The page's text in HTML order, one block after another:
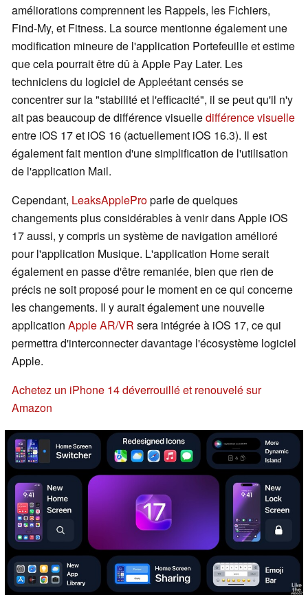
améliorations comprennent les Rappels, les Fichiers,
Find-My, et Fitness. La source mentionne également une
modification mineure de l'application Portefeuille et estime
que cela pourrait être dû à Apple Pay Later. Les
techniciens du logiciel de Appleétant censés se
concentrer sur la "stabilité et l'efficacité", il se peut qu'il n'y
ait pas beaucoup de différence visuelledifférence visuelle
entre iOS 17 et iOS 16 (actuellement iOS 16.3). Il est
également fait mention d'une simplification de l'utilisation
de l'application Mail.
Cependant, LeaksAppleProparle de quelques
changements plus considérables à venir dans Apple iOS
17 aussi, y compris un système de navigation amélioré
pour l'application Musique. L'application Home serait
également en passe d'être remaniée, bien que rien de
précis ne soit proposé pour le moment en ce qui concerne
les changements. Il y aurait également une nouvelle
application Apple AR/VR sera intégrée à iOS 17, ce qui
permettra d'interconnecter davantage l'écosystème logiciel
Apple.
Achetez un iPhone 14 déverrouillé et renouvelé sur
Amazon